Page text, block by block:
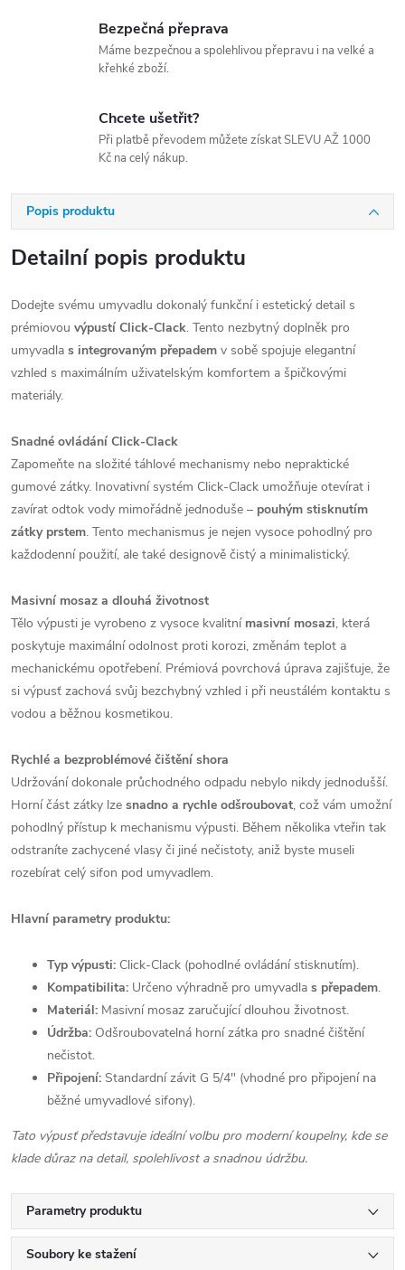
Bezpečná přeprava
Máme bezpečnou a spolehlivou přepravu i na velké a
křehké zboží.
Chcete ušetřit?
Při platbě převodem můžete získat SLEVU AŽ 1000
Kč na celý nákup.
Popis produktu
Detailní popis produktu
Dodejte svému umyvadlu dokonalý funkční i estetický detail s
prémiovou výpustí Click-Clack. Tento nezbytný doplněk pro
umyvadla s integrovaným přepadem v sobě spojuje elegantní
vzhled s maximálním uživatelským komfortem a špičkovými
materiály.
Snadné ovládání Click-Clack
Zapomeňte na složité táhlové mechanismy nebo nepraktické
gumové zátky. Inovativní systém Click-Clack umožňuje otevírat i
zavírat odtok vody mimořádně jednoduše – pouhým stisknutím
zátky prstem. Tento mechanismus je nejen vysoce pohodlný pro
každodenní použití, ale také designově čistý a minimalistický.
Masivní mosaz a dlouhá životnost
Tělo výpusti je vyrobeno z vysoce kvalitní masivní mosazi, která
poskytuje maximální odolnost proti korozi, změnám teplot a
mechanickému opotřebení. Prémiová povrchová úprava zajišťuje, že
si výpusť zachová svůj bezchybný vzhled i při neustálém kontaktu s
vodou a běžnou kosmetikou.
Rychlé a bezproblémové čištění shora
Udržování dokonale průchodného odpadu nebylo nikdy jednodušší.
Horní část zátky lze snadno a rychle odšroubovat, což vám umožní
pohodlný přístup k mechanismu výpusti. Během několika vteřin tak
odstraníte zachycené vlasy či jiné nečistoty, aniž byste museli
rozebírat celý sifon pod umyvadlem.
Hlavní parametry produktu:
Typ výpusti: Click-Clack (pohodlné ovládání stisknutím).
Kompatibilita: Určeno výhradně pro umyvadla s přepadem.
Materiál: Masivní mosaz zaručující dlouhou životnost.
Údržba: Odšroubovatelná horní zátka pro snadné čištění
nečistot.
Připojení: Standardní závit G 5/4" (vhodné pro připojení na
běžné umyvadlové sifony).
Tato výpusť představuje ideální volbu pro moderní koupelny, kde se
klade důraz na detail, spolehlivost a snadnou údržbu.
Parametry produktu
Soubory ke stažení